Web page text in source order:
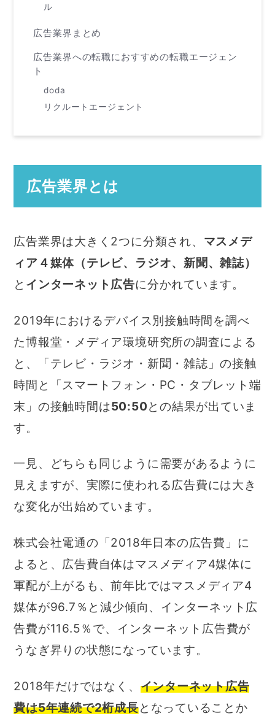
ル
広告業界まとめ
広告業界への転職におすすめの転職エージェン
ト
doda
リクルートエージェント
広告業界とは
広告業界は大きく2つに分類され、 マスメデ
ィア４媒体（テレビ、ラジオ、新聞、雑誌）
と インターネット広告に分かれています。
2019年におけるデバイス別接触時間を調べ
た博報堂・メディア環境研究所の調査による
と、「テレビ・ラジオ・新聞・雑誌」の接触
時間と「スマートフォン・PC・タブレット端
末」の接触時間は50:50との結果が出ていま
す。
一見、どちらも同じように需要があるように
見えますが、実際に使われる広告費には大き
な変化が出始めています。
株式会社電通の「2018年日本の広告費」に
よると、広告費自体はマスメディア4媒体に
軍配が上がるも、前年比ではマスメディア4
媒体が96.7％と減少傾向、インターネット広
告費が116.5％で、インターネット広告費が
うなぎ昇りの状態になっています。
2018年だけではなく、 インターネット広告
費は5年連続で2桁成長となっていることか